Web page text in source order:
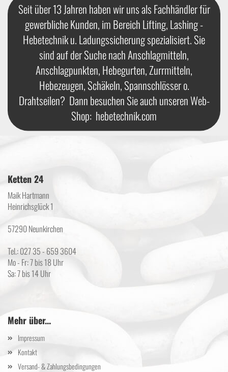
Seit über 13 Jahren haben wir uns als Fachhändler für
gewerbliche Kunden, im Bereich Lifting, Lashing -
Hebetechnik u. Ladungssicherung spezialisiert. Sie
sind auf der Suche nach Anschlagmitteln,
Anschlagpunkten, Hebegurten, Zurrmitteln,
Hebezeugen, Schäkeln, Spannschlösser o.
Drahtseilen? Dann besuchen Sie auch unseren Web-
Shop: hebetechnik.com
Ketten 24
Maik Hartmann
Heinrichsglück 1
57290 Neunkirchen
Tel.: 027 35 - 659 3604
Mo - Fr: 7 bis 18 Uhr
Sa: 7 bis 14 Uhr
Mehr über...
Impressum
Kontakt
Versand- & Zahlungsbedingungen